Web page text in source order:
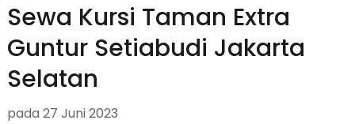
Sewa Kursi Taman Extra
Guntur Setiabudi Jakarta
Selatan
pada 27 Juni 2023